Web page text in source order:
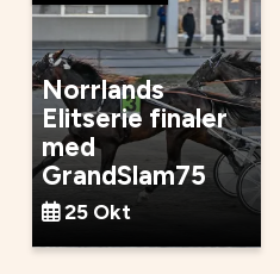
Norrlands
Elitserie finaler
med
GrandSlam75
25 Okt